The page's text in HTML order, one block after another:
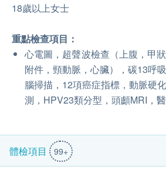
18歲以上女士
重點檢查項目：
心電圖，超聲波檢查（上腹，甲
附件，頸動脈，心臟），碳13呼
腦掃描，12項癌症指標，動脈硬
測，HPV23類分型，頭顱MRI，
體檢項目 99+